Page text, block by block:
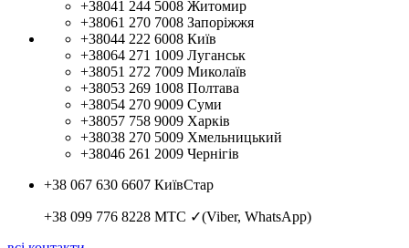
+38041 244 5008 Житомир
+38061 270 7008 Запоріжжя
+38044 222 6008 Київ
+38064 271 1009 Луганськ
+38051 272 7009 Миколаїв
+38053 269 1008 Полтава
+38054 270 9009 Суми
+38057 758 9009 Харків
+38038 270 5009 Хмельницький
+38046 261 2009 Чернігів
+38 067 630 6607 КиївСтар
+38 099 776 8228 МТС ✓(Viber, WhatsApp)